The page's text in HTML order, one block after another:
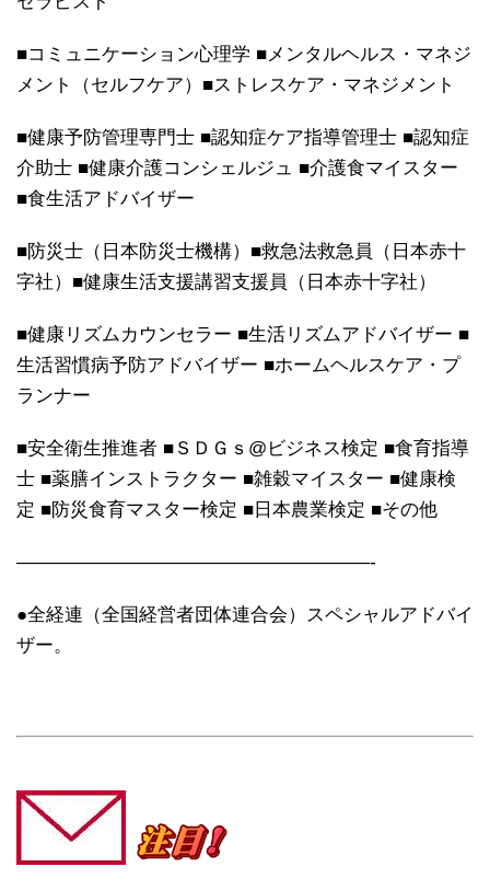
■コミュニケーション心理学 ■メンタルヘルス・マネジ
メント（セルフケア）■ストレスケア・マネジメント
■健康予防管理専門士 ■認知症ケア指導管理士 ■認知症
介助士 ■健康介護コンシェルジュ ■介護食マイスター
■食生活アドバイザー
■防災士（日本防災士機構）■救急法救急員（日本赤十
字社）■健康生活支援講習支援員（日本赤十字社）
■健康リズムカウンセラー ■生活リズムアドバイザー ■
生活習慣病予防アドバイザー ■ホームヘルスケア・プ
ランナー
■安全衛生推進者 ■ＳＤＧｓ@ビジネス検定 ■食育指導
士 ■薬膳インストラクター ■雑穀マイスター ■健康検
定 ■防災食育マスター検定 ■日本農業検定 ■その他
———————————————————-
●全経連（全国経営者団体連合会）スペシャルアドバイ
ザー。